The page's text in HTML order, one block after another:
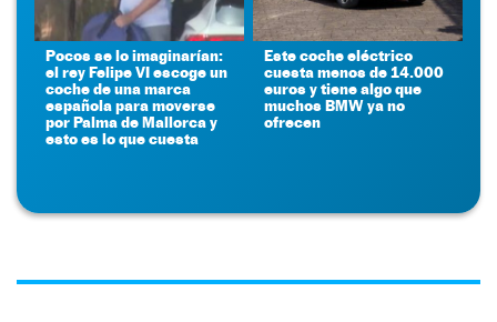
Pocos se lo imaginarían:
el rey Felipe VI escoge un
coche de una marca
española para moverse
por Palma de Mallorca y
esto es lo que cuesta
Este coche eléctrico
cuesta menos de 14.000
euros y tiene algo que
muchos BMW ya no
ofrecen